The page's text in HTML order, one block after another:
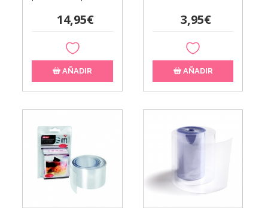
14,95€
AÑADIR
3,95€
AÑADIR